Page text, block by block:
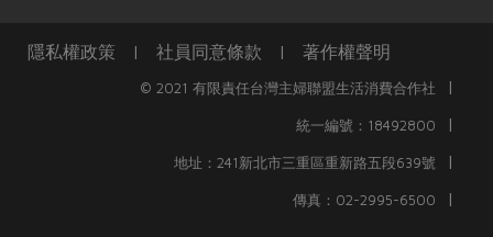
隱私權政策 | 社員同意條款 | 著作權聲明
© 2021 有限責任台灣主婦聯盟生活消費合作社 |
統一編號：18492800 |
地址：241新北市三重區重新路五段639號 |
傳真：02-2995-6500 |